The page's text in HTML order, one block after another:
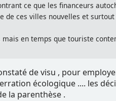
ce que les financeurs
de ces villes nouvelles et
en temps que touriste
de visu , pour
écologique .... les
la parenthèse .